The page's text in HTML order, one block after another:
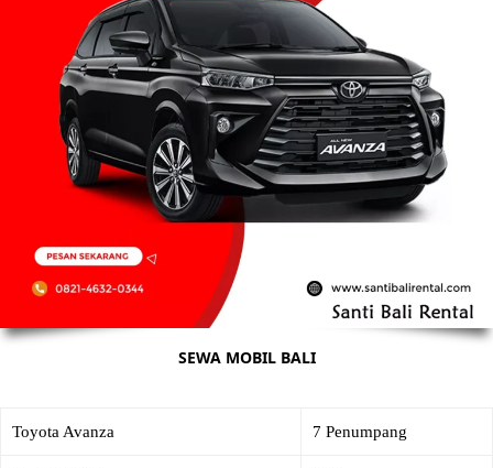
SEWA MOBIL BALI
Toyota Avanza 7 Penumpang